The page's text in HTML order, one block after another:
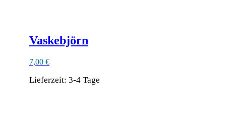
Vaskebjörn
7,00 €
Lieferzeit: 3-4 Tage